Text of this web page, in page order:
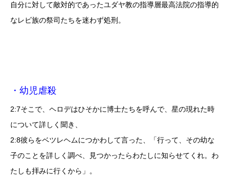
自分に対して敵対的であったユダヤ教の指導層最高法院の指導的
なレビ族の祭司たちを迷わず処刑。
・幼児虐殺
2:7そこで、ヘロデはひそかに博士たちを呼んで、星の現れた時
について詳しく聞き、
2:8彼らをベツレヘムにつかわして言った、「行って、その幼な
子のことを詳しく調べ、見つかったらわたしに知らせてくれ。わ
たしも拝みに行くから」。